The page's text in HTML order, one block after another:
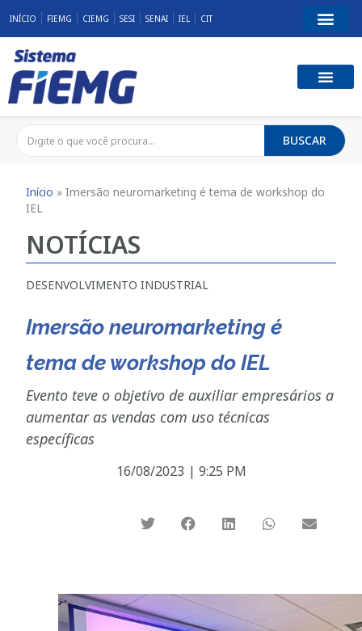
INÍCIO FIEMG CIEMG SESI SENAI IEL CIT
BUSCAR
Início »Imersão neuromarketing é tema de workshop do
IEL
NOTÍCIAS
DESENVOLVIMENTO INDUSTRIAL
Imersão neuromarketing é
tema de workshop do IEL
Evento teve o objetivo de auxiliar empresários a
aumentar as vendas com uso técnicas
específicas
16/08/2023 | 9:25 PM